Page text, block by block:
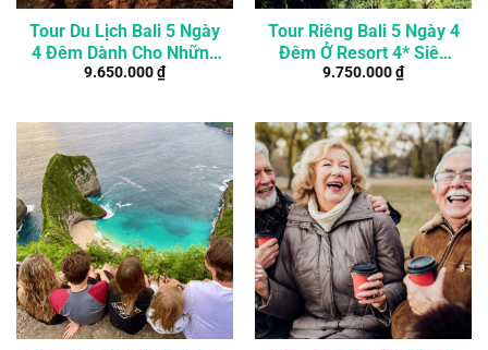
Tour Du Lịch Bali 5 Ngày
4 Đêm Dành Cho Những
Người Ưa Thích Mạo
9.650.000₫
Tour Riêng Bali 5 Ngày 4
Đêm Ở Resort 4* Siêu
Sang
9.750.000₫